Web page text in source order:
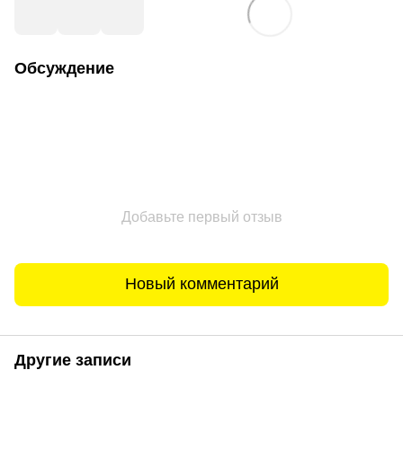
Обсуждение
Добавьте первый отзыв
Новый комментарий
Другие записи